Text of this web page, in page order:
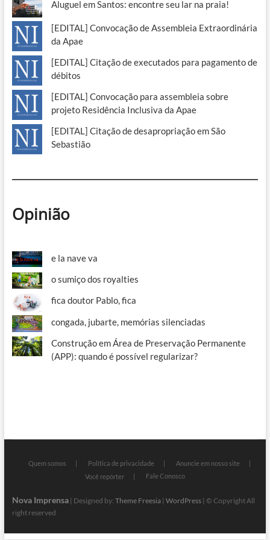
Aluguel em Santos: encontre seu lar na praia!
[EDITAL] Convocação de Assembleia Extraordinária
da Apae
[EDITAL] Citação de executados para pagamento de
débitos
[EDITAL] Convocação para assembleia sobre
projeto Residência Inclusiva da Apae
[EDITAL] Citação de desapropriação em São
Sebastião
Opinião
e la nave va
o sumiço dos royalties
fica doutor Pablo, fica
congada, jubarte, memórias silenciadas
Construção em Área de Preservação Permanente
(APP): quando é possível regularizar?
Quem somos Política de privacidade
Anuncie em nosso site
Você repórter
Fale Conosco
Nova Imprensa| Designed by: Theme Freesia| WordPress| © Copyright All
right reserved